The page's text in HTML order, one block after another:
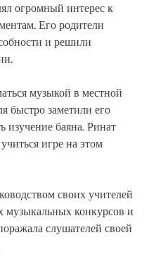
огромный интерес к
Его родители
и решили
музыкой в местной
быстро заметили его
изучение баяна. Ринат
игре на этом
своих учителей
музыкальных конкурсов и
слушателей своей